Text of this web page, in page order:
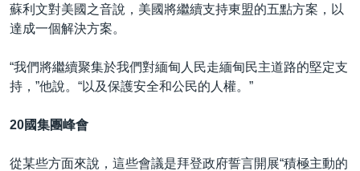
蘇利文對美國之音說，美國將繼續支持東盟的五點方案，以
達成一個解決方案。
“我們將繼續聚集於我們對緬甸人民走緬甸民主道路的堅定支
持，”他說。“以及保護安全和公民的人權。”
20國集團峰會
從某些方面來說，這些會議是拜登政府誓言開展“積極主動的